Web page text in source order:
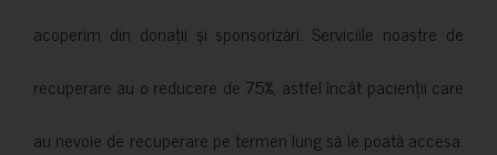
acoperim din donații și sponsorizări. Serviciile noastre de
recuperare au o reducere de 75%, astfel încât pacienții care
au nevoie de recuperare pe termen lung să le poată accesa.